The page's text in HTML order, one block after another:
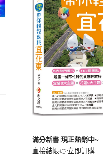
滿分新書|現正熱銷中~
直接結帳👉立即訂購